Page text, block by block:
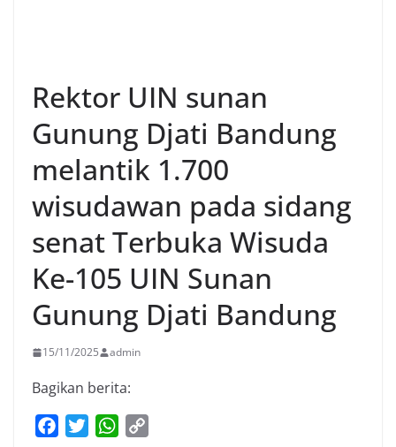
Rektor UIN sunan
Gunung Djati Bandung
melantik 1.700
wisudawan pada sidang
senat Terbuka Wisuda
Ke-105 UIN Sunan
Gunung Djati Bandung
15/11/2025 admin
Bagikan berita:
W